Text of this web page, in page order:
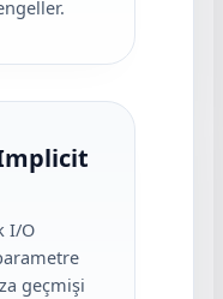
I/O
geçmişi